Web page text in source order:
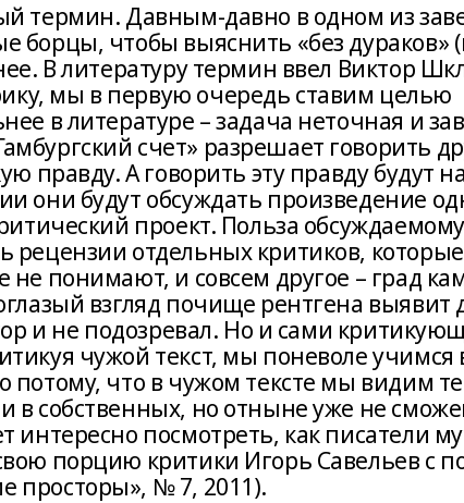
термин. Давным-давно в одном из
борцы, чтобы выяснить «без дураков»
В литературу термин ввел Виктор
мы в первую очередь ставим целью
в литературе – задача неточная и
счет» разрешает говорить
правду. А говорить эту правду будут
они будут обсуждать произведение
проект. Польза обсуждаемому
рецензии отдельных критиков, которые
не понимают, и совсем другое – град
взгляд почище рентгена выявит
и не подозревал. Но и сами
чужой текст, мы поневоле учимся
потому, что в чужом тексте мы видим те
в собственных, но отныне уже не
интересно посмотреть, как писатели
порцию критики Игорь Савельев с
просторы», № 7, 2011).